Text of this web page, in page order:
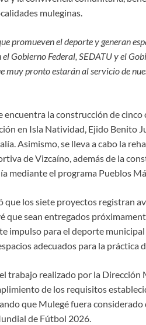
muleginas.
promueven el deporte y generan
Gobierno Federal, SEDATU y el
muy pronto estarán al servicio de
encuentra la construcción de
en Isla Natividad, Ejido Benito
Asimismo, se lleva a cabo la
de Vizcaíno, además de la
mediante el programa Pueblos
los siete proyectos registran
que sean entregados
impulso para el deporte
adecuados para la
trabajo realizado por la Dirección
de los requisitos
que Mulegé fuera
de Fútbol 2026.